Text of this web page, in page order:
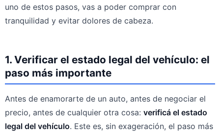
uno de estos pasos, vas a poder comprar con
tranquilidad y evitar dolores de cabeza.
1. Verificar el estado legal del vehículo: el
paso más importante
Antes de enamorarte de un auto, antes de negociar el
precio, antes de cualquier otra cosa: verificá el estado
legal del vehículo. Este es, sin exageración, el paso más